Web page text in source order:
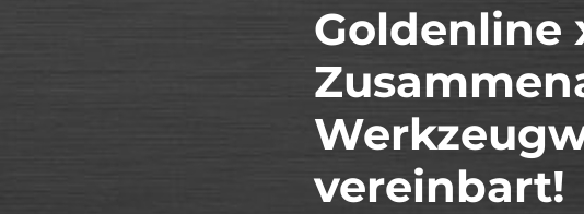
Goldenline
vereinbart!